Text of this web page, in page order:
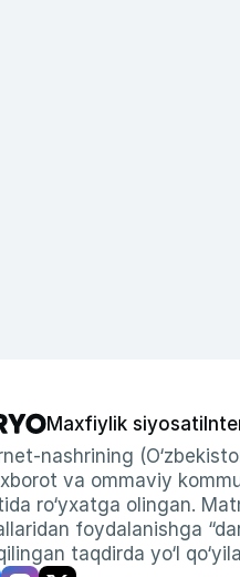
Maxfiylik siyosati
nashrining
va ommaviy
ro‘yxatga olingan.
foydalanishga
taqdirda yo‘l